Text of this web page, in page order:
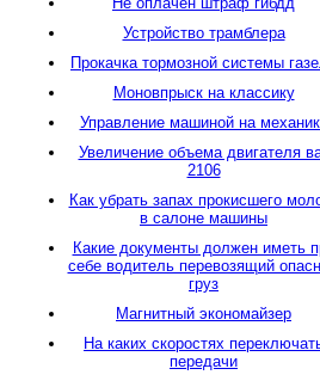
Устройство трамблера
Прокачка тормозной системы
Моновпрыск на классику
Управление машиной на
Увеличение объема двигателя
2106
Как убрать запах прокисшего
в салоне машины
Какие документы должен иметь
себе водитель перевозящий
груз
Магнитный экономайзер
На каких скоростях
передачи